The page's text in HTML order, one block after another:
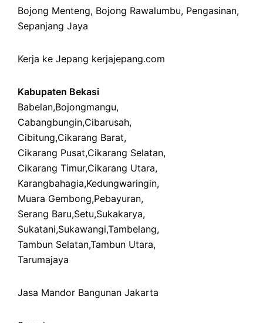
Bojong Menteng, Bojong Rawalumbu, Pengasinan,
Sepanjang Jaya
Kerja ke Jepang kerjajepang.com
Kabupaten Bekasi
Babelan,Bojongmangu,
Cabangbungin,Cibarusah,
Cibitung,Cikarang Barat,
Cikarang Pusat,Cikarang Selatan,
Cikarang Timur,Cikarang Utara,
Karangbahagia,Kedungwaringin,
Muara Gembong,Pebayuran,
Serang Baru,Setu,Sukakarya,
Sukatani,Sukawangi,Tambelang,
Tambun Selatan,Tambun Utara,
Tarumajaya
Jasa Mandor Bangunan Jakarta